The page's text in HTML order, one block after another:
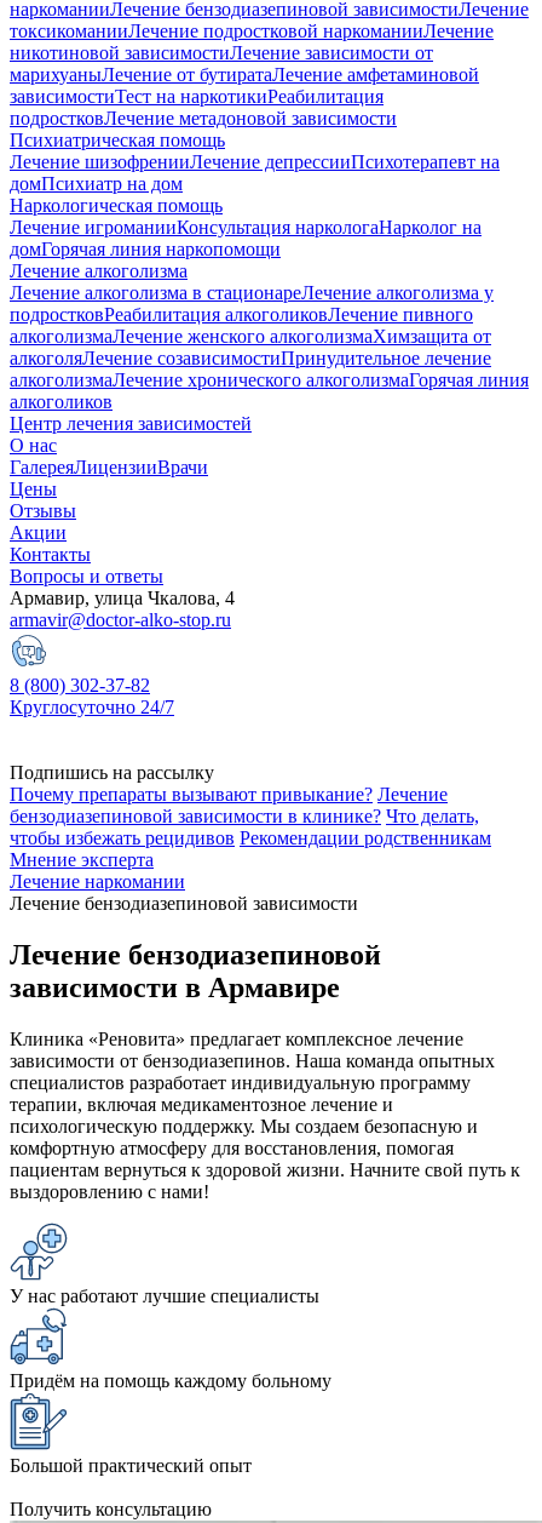
наркоманииЛечение бензодиазепиновой зависимостиЛечение
токсикоманииЛечение подростковой наркоманииЛечение
никотиновой зависимостиЛечение зависимости от
марихуаныЛечение от бутиратаЛечение амфетаминовой
зависимостиТест на наркотикиРеабилитация
подростковЛечение метадоновой зависимости
Психиатрическая помощь
Лечение шизофренииЛечение депрессииПсихотерапевт на
домПсихиатр на дом
Наркологическая помощь
Лечение игроманииКонсультация наркологаНарколог на
домГорячая линия наркопомощи
Лечение алкоголизма
Лечение алкоголизма в стационареЛечение алкоголизма у
подростковРеабилитация алкоголиковЛечение пивного
алкоголизмаЛечение женского алкоголизмаХимзащита от
алкоголяЛечение созависимостиПринудительное лечение
алкоголизмаЛечение хронического алкоголизмаГорячая линия
алкоголиков
Центр лечения зависимостей
О нас
ГалереяЛицензииВрачи
Цены
Отзывы
Акции
Контакты
Вопросы и ответы
Армавир, улица Чкалова, 4
armavir@doctor-alko-stop.ru
8 (800) 302-37-82
Круглосуточно 24/7
Подпишись на рассылку
Почему препараты вызывают привыкание? Лечение
бензодиазепиновой зависимости в клинике? Что делать,
чтобы избежать рецидивов Рекомендации родственникам
Мнение эксперта
Лечение наркомании
Лечение бензодиазепиновой зависимости
Лечение бензодиазепиновой
зависимости в Армавире
Клиника «Реновита» предлагает комплексное лечение
зависимости от бензодиазепинов. Наша команда опытных
специалистов разработает индивидуальную программу
терапии, включая медикаментозное лечение и
психологическую поддержку. Мы создаем безопасную и
комфортную атмосферу для восстановления, помогая
пациентам вернуться к здоровой жизни. Начните свой путь к
выздоровлению с нами!
У нас работают лучшие специалисты
Придём на помощь каждому больному
Большой практический опыт
Получить консультацию